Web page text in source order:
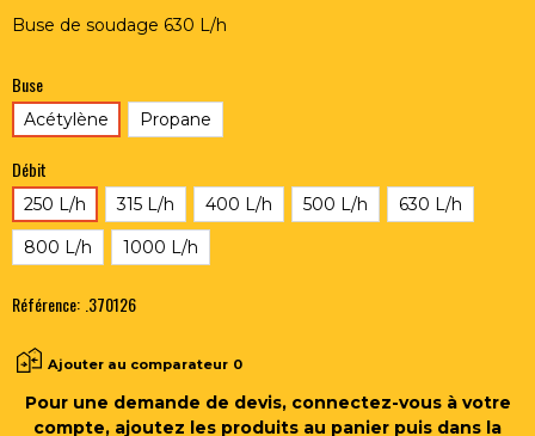
Buse de soudage 630 L/h
Buse
Acétylène Propane
Débit
250 L/h 315 L/h 400 L/h 500 L/h
630 L/h
800 L/h
1000 L/h
Référence: .370126
Ajouter au comparateur 0
Pour une demande de devis, connectez-vous à votre
compte, ajoutez les produits au panier puis dans la